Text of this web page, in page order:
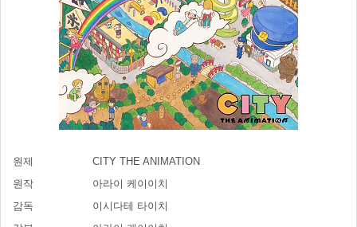
원제
CITY THE ANIMATION
원작
아라이 케이이치
감독
이시다테 타이치